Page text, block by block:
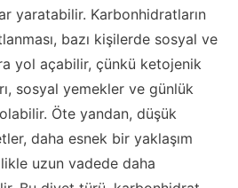
yaratabilir. Karbonhidratların
bazı kişilerde sosyal ve
yol açabilir, çünkü ketojenik
sosyal yemekler ve günlük
Öte yandan, düşük
daha esnek bir yaklaşım
uzun vadede daha